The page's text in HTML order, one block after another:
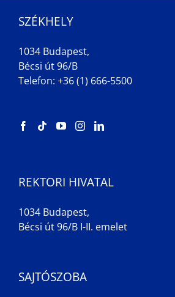
SZÉKHELY
1034 Budapest,
Bécsi út 96/B
Telefon: +36 (1) 666-5500
REKTORI HIVATAL
1034 Budapest,
Bécsi út 96/B I-II. emelet
SAJTÓSZOBA